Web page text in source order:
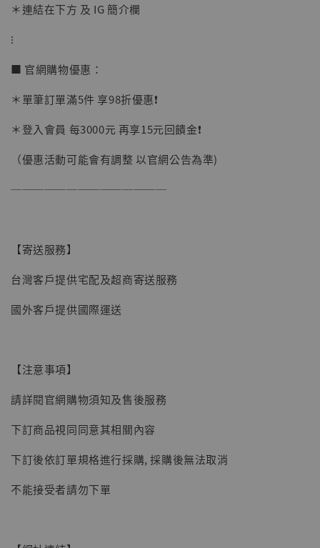
【現貨】BJSTUDIO 1/6系列可動蒐藏人偶 讓
NT$ 4,980
＊連結在下方 及 IG 簡介欄
⁝
■ 官網購物優惠：
＊單筆訂單滿5件 享98折優惠❗️
＊登入會員 每3000元 再享15元回饋金❗️
（優惠活動可能會有調整 以官網公告為準)
──────────────
【寄送服務】
台灣客戶提供宅配及超商寄送服務
國外客戶提供國際運送
【注意事項】
請詳閱官網購物須知及售後服務
下訂商品視同同意其相關內容
下訂後依訂單規格進行採購, 採購後無法取消
不能接受者請勿下單